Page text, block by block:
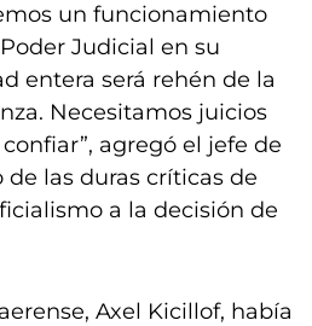
un funcionamiento
Judicial en su
entera será rehén de la
Necesitamos juicios
agregó el jefe de
las duras críticas de
a la decisión de
Axel Kicillof, había